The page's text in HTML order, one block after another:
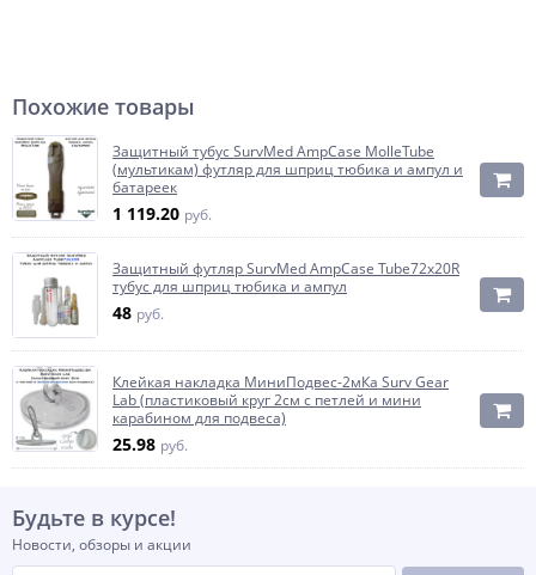
Похожие товары
Защитный тубус SurvMed AmpCase MolleTube
(мультикам) футляр для шприц тюбика и ампул и
батареек
1 119.20 руб.
Защитный футляр SurvMed AmpCase Tube72x20R
тубус для шприц тюбика и ампул
48 руб.
Клейкая накладка МиниПодвес-2мКа Surv Gear
Lab (пластиковый круг 2см с петлей и мини
карабином для подвеса)
25.98 руб.
Будьте в курсе!
Новости, обзоры и акции